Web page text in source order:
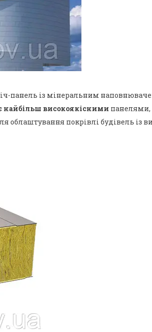
панель із мінеральним
найбільш високоякісними панелями,
покрівлі будівель із